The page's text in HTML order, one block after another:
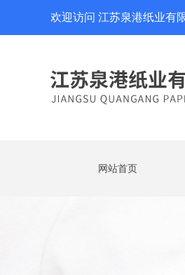
欢迎访问 江苏泉港纸业有
网站首页